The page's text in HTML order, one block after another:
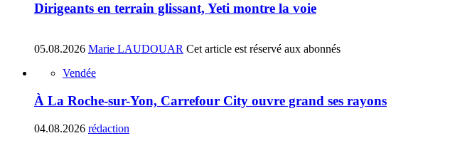
Dirigeants en terrain glissant, Yeti montre la voie
05.08.2026 Marie LAUDOUAR Cet article est réservé aux abonnés
Vendée
À La Roche-sur-Yon, Carrefour City ouvre grand ses rayons
04.08.2026 rédaction